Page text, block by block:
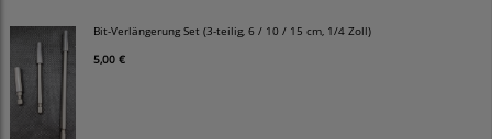
Bit-Verlängerung Set (3-teilig, 6 / 10 / 15 cm, 1/4 Zoll)
5,00 €